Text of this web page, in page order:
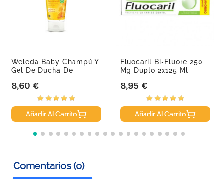
Weleda Baby Champú Y
Gel De Ducha De
Precio
8,60 €
Añadir Al Carrito
Fluocaril Bi-Fluore 250
Mg Duplo 2x125 Ml
Precio
8,95 €
Añadir Al Carrito
Comentarios (0)